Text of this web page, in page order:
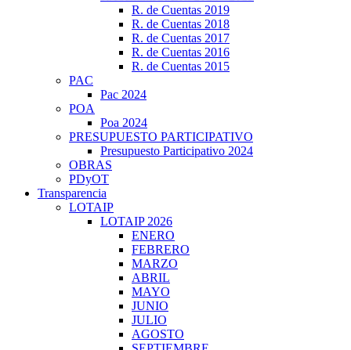
R. de Cuentas 2019
R. de Cuentas 2018
R. de Cuentas 2017
R. de Cuentas 2016
R. de Cuentas 2015
PAC
Pac 2024
POA
Poa 2024
PRESUPUESTO PARTICIPATIVO
Presupuesto Participativo 2024
OBRAS
PDyOT
Transparencia
LOTAIP
LOTAIP 2026
ENERO
FEBRERO
MARZO
ABRIL
MAYO
JUNIO
JULIO
AGOSTO